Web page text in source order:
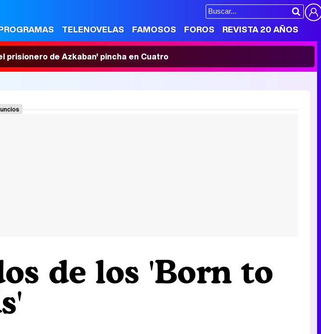
TELENOVELAS FAMOSOS FOROS REVISTA 20 AÑOS
prisionero de Azkaban' pincha en Cuatro
de los 'Born to